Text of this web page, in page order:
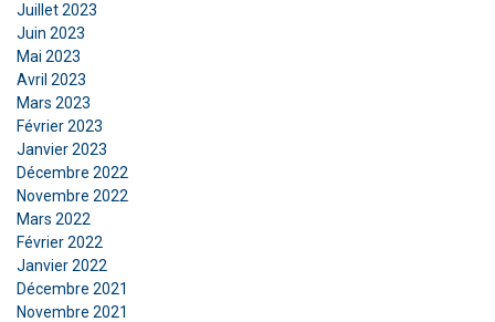
Juillet 2023
Juin 2023
Mai 2023
Avril 2023
Mars 2023
Février 2023
Janvier 2023
Décembre 2022
Novembre 2022
Mars 2022
Février 2022
Janvier 2022
Décembre 2021
Novembre 2021
Strictement
nécessaires
Fonctionnalité